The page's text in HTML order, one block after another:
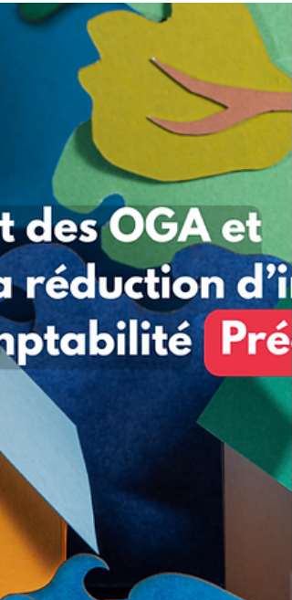
protège les locataires et évite des
sanctions pour les propriétaires.